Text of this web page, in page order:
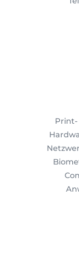
Print-